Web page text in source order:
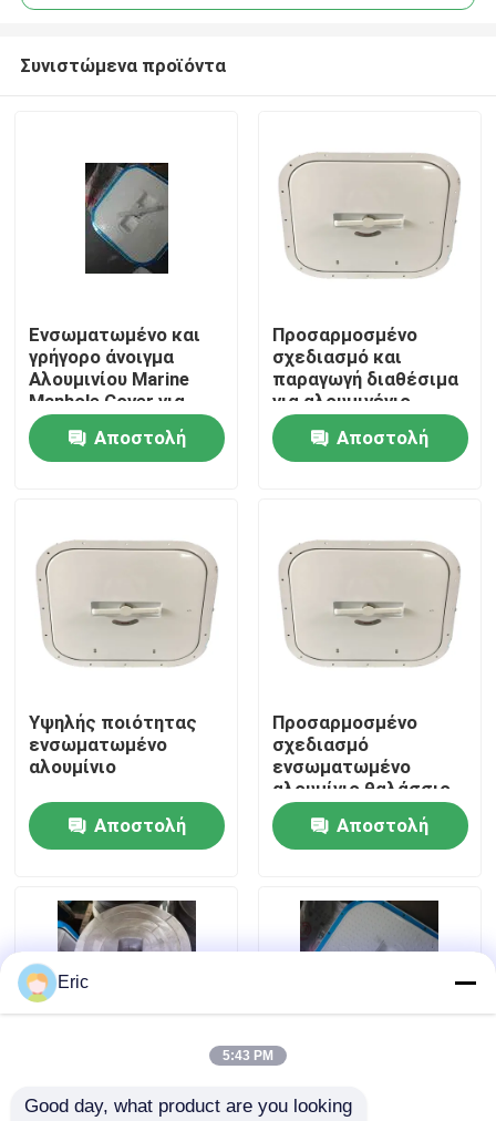
Προϊόντα
Σχετικά με εμάς
Ποιοτικός έλεγχος
επαφή
Ζητήστε ένα απόσπασμα
Company News
Θαλάσσια παράθυρα
Συνιστώμενα προϊόντα
Ενσωματωμένο και
γρήγορο άνοιγμα
Αλουμινίου Marine
Manhole Cover για
προσαρμοσμένο
σχεδιασμόΑποστολή
Προσαρμοσμένο
σχεδιασμό και
παραγωγή διαθέσιμα
για αλουμινένιο
θαλάσσιο λακκούπο
Αποστολή
Υψηλής ποιότητας
ενσωματωμένο
αλουμίνιο
Αποστολή
Προσαρμοσμένο
σχεδιασμό
ενσωματωμένο
αλουμίνιο θαλάσσιο
λακκούβα
Αποστολή
Προσαρμοσμένο Γρήγορο άνοιγμα
Eric
5:43 PM
Good day, what product are you looking